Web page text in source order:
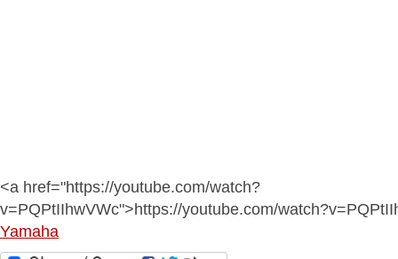
<a href="https://youtube.com/watch?
v=PQPtIIhwVWc">https://youtube.com/
Yamaha